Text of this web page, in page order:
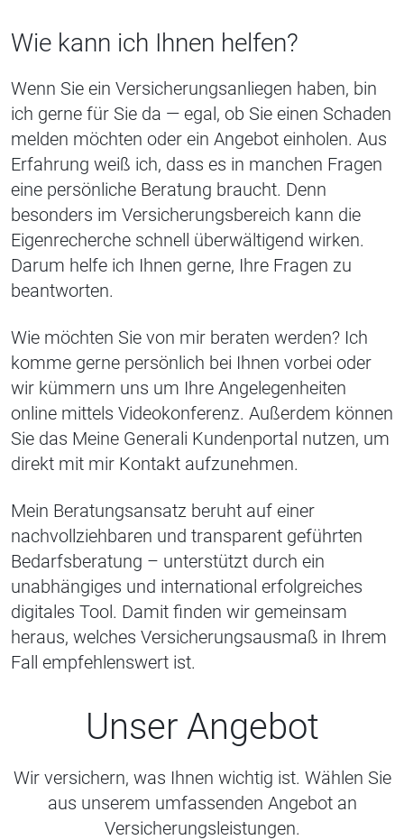
Wie kann ich Ihnen helfen?
Wenn Sie ein Versicherungsanliegen haben, bin
ich gerne für Sie da — egal, ob Sie einen Schaden
melden möchten oder ein Angebot einholen. Aus
Erfahrung weiß ich, dass es in manchen Fragen
eine persönliche Beratung braucht. Denn
besonders im Versicherungsbereich kann die
Eigenrecherche schnell überwältigend wirken.
Darum helfe ich Ihnen gerne, Ihre Fragen zu
beantworten.
Wie möchten Sie von mir beraten werden? Ich
komme gerne persönlich bei Ihnen vorbei oder
wir kümmern uns um Ihre Angelegenheiten
online mittels Videokonferenz. Außerdem können
Sie das Meine Generali Kundenportal nutzen, um
direkt mit mir Kontakt aufzunehmen.
Mein Beratungsansatz beruht auf einer
nachvollziehbaren und transparent geführten
Bedarfsberatung – unterstützt durch ein
unabhängiges und international erfolgreiches
digitales Tool. Damit finden wir gemeinsam
heraus, welches Versicherungsausmaß in Ihrem
Fall empfehlenswert ist.
Unser Angebot
Wir versichern, was Ihnen wichtig ist. Wählen Sie
aus unserem umfassenden Angebot an
Versicherungsleistungen.